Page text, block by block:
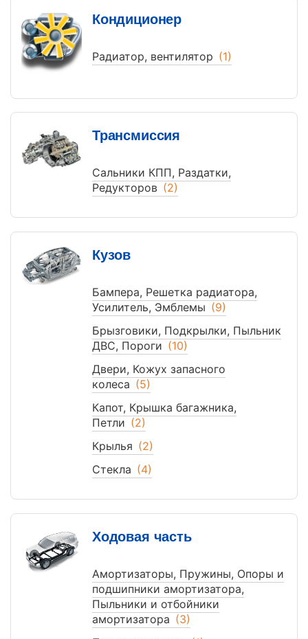
Кондиционер
Радиатор, вентилятор (1)
Трансмиссия
Сальники КПП, Раздатки,
Редукторов (2)
Кузов
Бампера, Решетка радиатора,
Усилитель, Эмблемы (9)
Брызговики, Подкрылки, Пыльник
ДВС, Пороги (10)
Двери, Кожух запасного
колеса (5)
Капот, Крышка багажника,
Петли (2)
Крылья (2)
Стекла (4)
Ходовая часть
Амортизаторы, Пружины, Опоры и
подшипники амортизатора,
Пыльники и отбойники
амортизатора (3)